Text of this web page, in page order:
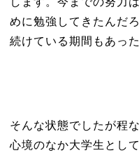
めに勉強してきたんだ
続けている期間もあっ
そんな状態でしたが程
心境のなか大学生とし